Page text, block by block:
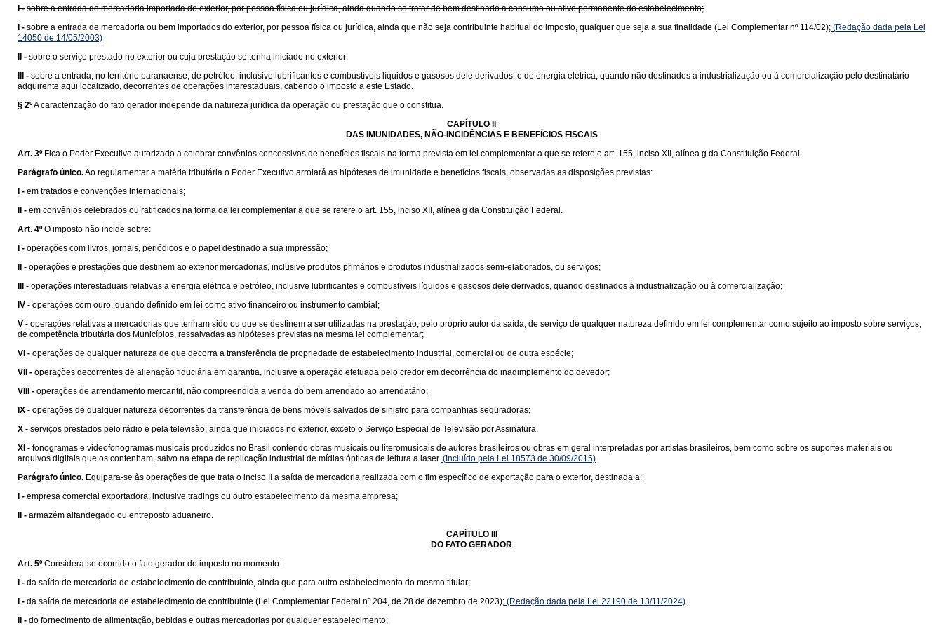
I - sobre a entrada de mercadoria importada do exterior, por pessoa física ou jurídica, ainda quando se tratar de bem destinado a consumo ou ativo permanente do estabelecimento;
I - sobre a entrada de mercadoria ou bem importados do exterior, por pessoa física ou jurídica, ainda que não seja contribuinte habitual do imposto, qualquer que seja a sua finalidade (Lei Complementar nº 114/02); (Redação dada pela Lei
14050 de 14/05/2003)
II - sobre o serviço prestado no exterior ou cuja prestação se tenha iniciado no exterior;
III - sobre a entrada, no território paranaense, de petróleo, inclusive lubrificantes e combustíveis líquidos e gasosos dele derivados, e de energia elétrica, quando não destinados à industrialização ou à comercialização pelo destinatário
adquirente aqui localizado, decorrentes de operações interestaduais, cabendo o imposto a este Estado.
§ 2ºA caracterização do fato gerador independe da natureza jurídica da operação ou prestação que o constitua.
CAPÍTULO II
DAS IMUNIDADES, NÃO-INCIDÊNCIAS E BENEFÍCIOS FISCAIS
Art. 3º Fica o Poder Executivo autorizado a celebrar convênios concessivos de benefícios fiscais na forma prevista em lei complementar a que se refere o art. 155, inciso XII, alínea g da Constituição Federal.
Parágrafo único.Ao regulamentar a matéria tributária o Poder Executivo arrolará as hipóteses de imunidade e benefícios fiscais, observadas as disposições previstas:
I - em tratados e convenções internacionais;
II - em convênios celebrados ou ratificados na forma da lei complementar a que se refere o art. 155, inciso XII, alínea g da Constituição Federal.
Art. 4º O imposto não incide sobre:
I - operações com livros, jornais, periódicos e o papel destinado a sua impressão;
II - operações e prestações que destinem ao exterior mercadorias, inclusive produtos primários e produtos industrializados semi-elaborados, ou serviços;
III - operações interestaduais relativas a energia elétrica e petróleo, inclusive lubrificantes e combustíveis líquidos e gasosos dele derivados, quando destinados à industrialização ou à comercialização;
IV - operações com ouro, quando definido em lei como ativo financeiro ou instrumento cambial;
V - operações relativas a mercadorias que tenham sido ou que se destinem a ser utilizadas na prestação, pelo próprio autor da saída, de serviço de qualquer natureza definido em lei complementar como sujeito ao imposto sobre serviços,
de competência tributária dos Municípios, ressalvadas as hipóteses previstas na mesma lei complementar;
VI - operações de qualquer natureza de que decorra a transferência de propriedade de estabelecimento industrial, comercial ou de outra espécie;
VII - operações decorrentes de alienação fiduciária em garantia, inclusive a operação efetuada pelo credor em decorrência do inadimplemento do devedor;
VIII - operações de arrendamento mercantil, não compreendida a venda do bem arrendado ao arrendatário;
IX - operações de qualquer natureza decorrentes da transferência de bens móveis salvados de sinistro para companhias seguradoras;
X - serviços prestados pelo rádio e pela televisão, ainda que iniciados no exterior, exceto o Serviço Especial de Televisão por Assinatura.
XI - fonogramas e videofonogramas musicais produzidos no Brasil contendo obras musicais ou literomusicais de autores brasileiros ou obras em geral interpretadas por artistas brasileiros, bem como sobre os suportes materiais ou
arquivos digitais que os contenham, salvo na etapa de replicação industrial de mídias ópticas de leitura a laser. (Incluído pela Lei 18573 de 30/09/2015)
Parágrafo único. Equipara-se às operações de que trata o inciso II a saída de mercadoria realizada com o fim específico de exportação para o exterior, destinada a:
I - empresa comercial exportadora, inclusive tradings ou outro estabelecimento da mesma empresa;
II - armazém alfandegado ou entreposto aduaneiro.
CAPÍTULO III
DO FATO GERADOR
Art. 5º Considera-se ocorrido o fato gerador do imposto no momento:
I - da saída de mercadoria de estabelecimento de contribuinte, ainda que para outro estabelecimento do mesmo titular;
I - da saída de mercadoria de estabelecimento de contribuinte (Lei Complementar Federal nº 204, de 28 de dezembro de 2023); (Redação dada pela Lei 22190 de 13/11/2024)
II - do fornecimento de alimentação, bebidas e outras mercadorias por qualquer estabelecimento;